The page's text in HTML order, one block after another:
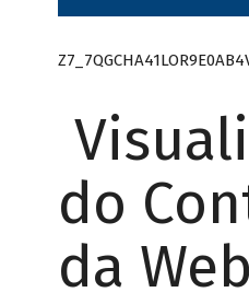
do
da Web